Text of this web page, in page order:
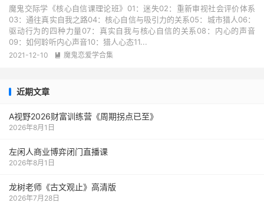
魔鬼交际学《核心自信课理论班》01：迷失02：重新审视社会评价体系
03：通往真实自我之路04：核心自信与吸引力的关系05：城市猎人06：
驱动行为的四种力量07：真实自我与核心自信的关系08：内心的声音
09：如何聆听内心声音10：猎人心态11...
2021-12-10  魔鬼恋爱学合集
近期文章
A视野2026财富训练营《周期拐点已至》
2026年8月1日
左闲人商业博弈闭门直播课
2026年8月1日
龙树老师《古文观止》高清版
2026年7月28日